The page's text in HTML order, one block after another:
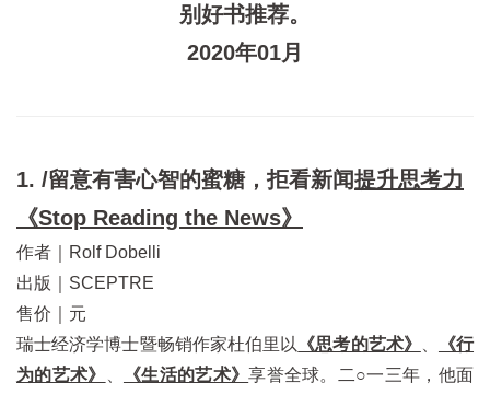
别好书推荐。
2020年01月
1. /留意有害心智的蜜糖，拒看新闻提升思考力
《Stop Reading the News》
作者｜Rolf Dobelli
出版｜SCEPTRE
售价｜元
瑞士经济学博士暨畅销作家杜伯里以
《思考的艺术》
《行
为的艺术》
《生活的艺术》享誉全球。二○一三年，他面